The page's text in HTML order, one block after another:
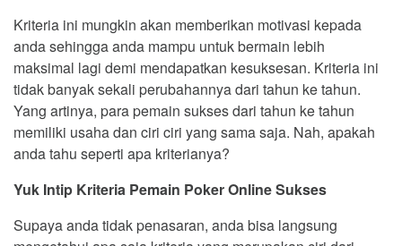
Kriteria ini mungkin akan memberikan motivasi kepada
anda sehingga anda mampu untuk bermain lebih
maksimal lagi demi mendapatkan kesuksesan. Kriteria ini
tidak banyak sekali perubahannya dari tahun ke tahun.
Yang artinya, para pemain sukses dari tahun ke tahun
memiliki usaha dan ciri ciri yang sama saja. Nah, apakah
anda tahu seperti apa kriterianya?
Yuk Intip Kriteria Pemain Poker Online Sukses
Supaya anda tidak penasaran, anda bisa langsung